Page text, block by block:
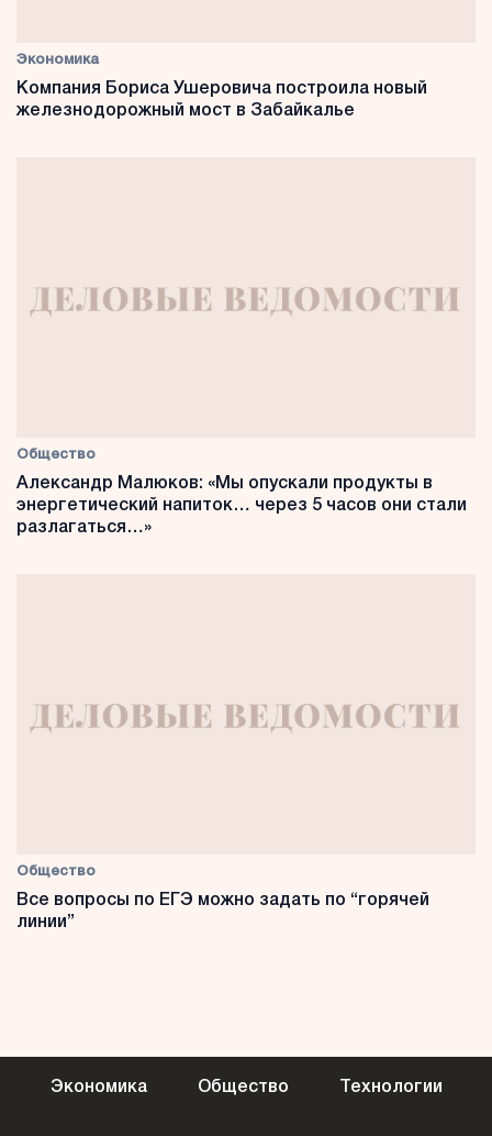
Экономика
Компания Бориса Ушеровича построила новый
железнодорожный мост в Забайкалье
Общество
Александр Малюков: «Мы опускали продукты в
энергетический напиток… через 5 часов они стали
разлагаться…»
Общество
Все вопросы по ЕГЭ можно задать по “горячей
линии”
Экономика Общество Технологии